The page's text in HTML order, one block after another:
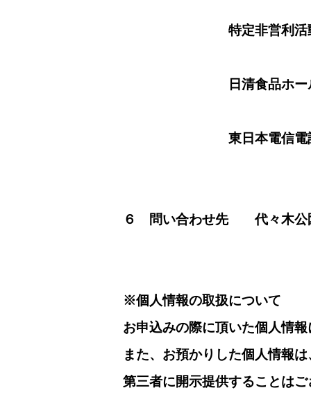
特定非営利活動法人
日清食品ホールディ
東日本電信電話株式
６ 問い合わせ先 代々木公
※個人情報の取扱について
お申込みの際に頂いた個人情
また、お預かりした個人情報
第三者に開示提供することは